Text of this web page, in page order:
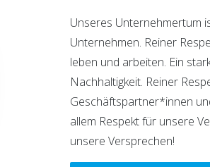
Unseres Unternehmertum
Unternehmen. Reiner
leben und arbeiten. Ein
Nachhaltigkeit. Reiner
Geschäftspartner*innen
allem Respekt für unsere
unsere Versprechen!